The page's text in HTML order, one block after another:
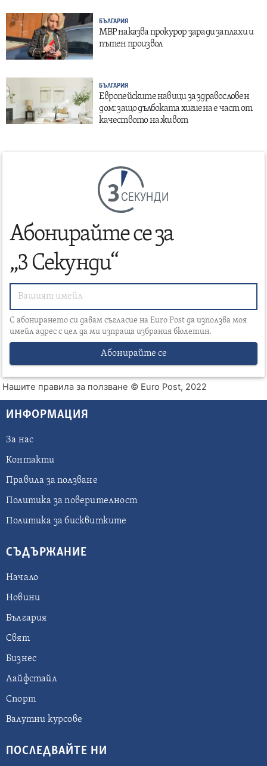
БЪЛГАРИЯ
МВР наказва прокурор заради заплахи и
пътен произвол
БЪЛГАРИЯ
Европейските навици за здравословен
дом: защо дълбоката хигиена е част от
качеството на живот
СЕКУНДИ
Абонирайте се за
„3 Секунди“
С абонирането си давам съгласие на Euro Post да използва моя
имейл адрес с цел да ми изпраща избрания бюлетин.
Абонирайте се
Нашите правила за ползване © Euro Post, 2022
ИНФОРМАЦИЯ
За нас
Контакти
Правила за ползване
Политика за поверителност
Политика за бисквитките
СЪДЪРЖАНИЕ
Начало
Новини
България
Свят
Бизнес
Лайфстайл
Спорт
Валутни курсове
ПОСЛЕДВАЙТЕ НИ